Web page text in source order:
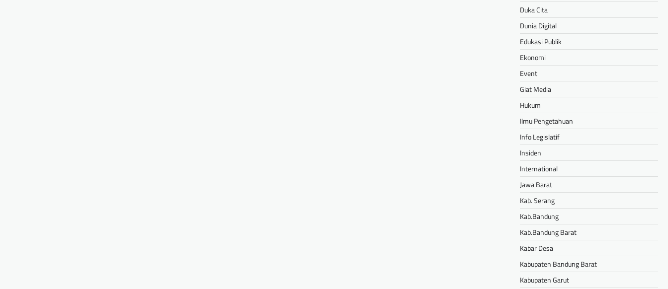
Duka Cita
Dunia Digital
Edukasi Publik
Ekonomi
Event
Giat Media
Hukum
Ilmu Pengetahuan
Info Legislatif
Insiden
International
Jawa Barat
Kab. Serang
Kab.Bandung
Kab.Bandung Barat
Kabar Desa
Kabupaten Bandung Barat
Kabupaten Garut